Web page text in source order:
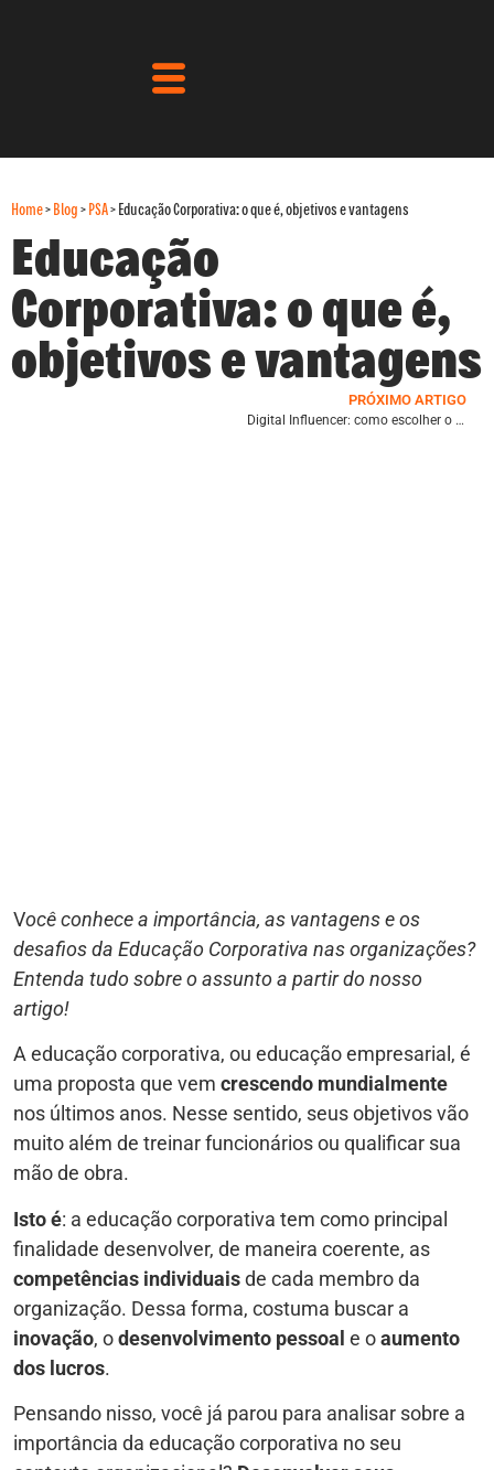
Home>Blog>PSA>Educação Corporativa: o que é, objetivos e vantagens
Educação
Corporativa: o que é,
objetivos e vantagens
PRÓXIMO ARTIGO
Digital Influencer: como escolher o ideal para a sua marca?
Você conhece a importância, as vantagens e os
desafios da Educação Corporativa nas organizações?
Entenda tudo sobre o assunto a partir do nosso
artigo!
A educação corporativa, ou educação empresarial, é
uma proposta que vem crescendo mundialmente
nos últimos anos. Nesse sentido, seus objetivos vão
muito além de treinar funcionários ou qualificar sua
mão de obra.
Isto é: a educação corporativa tem como principal
finalidade desenvolver, de maneira coerente, as
competências individuaisde cada membro da
organização. Dessa forma, costuma buscar a
inovação, odesenvolvimento pessoal e oaumento
dos lucros.
Pensando nisso, você já parou para analisar sobre a
importância da educação corporativa no seu